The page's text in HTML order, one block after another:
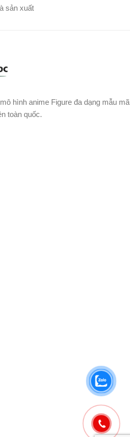
sản xuất
hình anime Figure đa dạng mẫu mã
toàn quốc.